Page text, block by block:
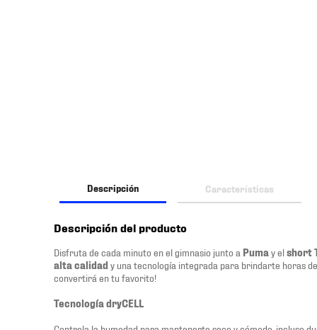
Descripción Características
Descripción del producto
Disfruta de cada minuto en el gimnasio junto a Puma y elshort
alta calidad y una tecnología integrada para brindarte horas de
convertirá en tu favorito!
Tecnología dryCELL